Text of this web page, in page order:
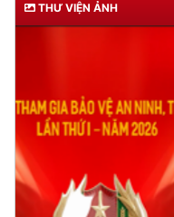
THƯ VIỆN ẢNH